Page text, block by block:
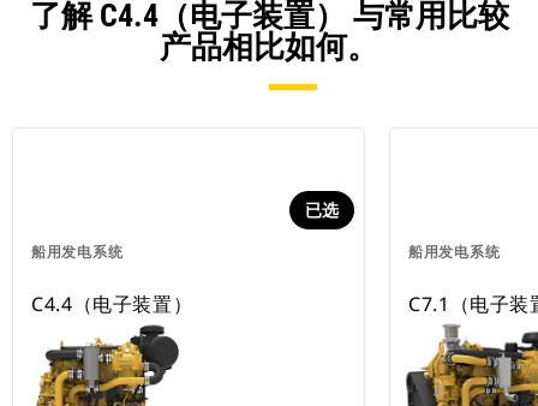
了解 C4.4（电子装置） 与常用比较
产品相比如何。
船用发电系统
已选
C4.4（电子装置）
船用发电系统
C7.1（电子装